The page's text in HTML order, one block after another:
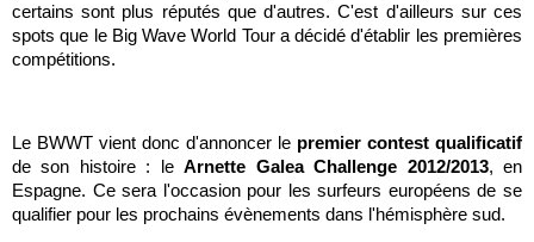
certains sont plus réputés que d'autres. C'est d'ailleurs sur ces
spots que le Big Wave World Tour a décidé d'établir les premières
compétitions.
Le BWWT vient donc d'annoncer le premier contest qualificatif
de son histoire : leArnette Galea Challenge 2012/2013, en
Espagne. Ce sera l'occasion pour les surfeurs européens de se
qualifier pour les prochains évènements dans l'hémisphère sud.